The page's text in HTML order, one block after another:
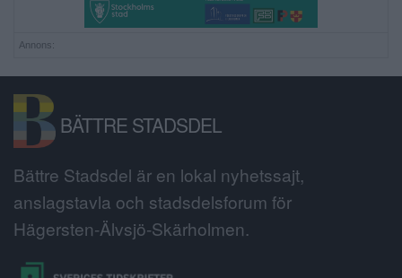
Annons:
BÄTTRE STADSDEL
Bättre Stadsdel är en lokal nyhetssajt,
anslagstavla och stadsdelsforum för
Hägersten-Älvsjö-Skärholmen.